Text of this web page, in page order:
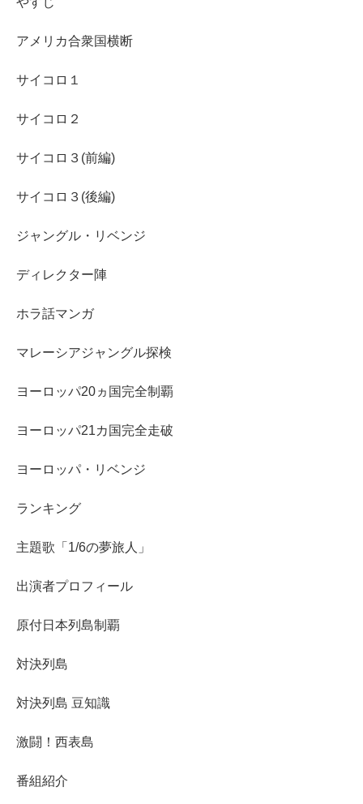
アメリカ合衆国横断
サイコロ１
サイコロ２
サイコロ３(前編)
サイコロ３(後編)
ジャングル・リベンジ
ディレクター陣
ホラ話マンガ
マレーシアジャングル探検
ヨーロッパ20ヵ国完全制覇
ヨーロッパ21カ国完全走破
ヨーロッパ・リベンジ
ランキング
主題歌「1/6の夢旅人」
出演者プロフィール
原付日本列島制覇
対決列島
対決列島 豆知識
激闘！西表島
番組紹介